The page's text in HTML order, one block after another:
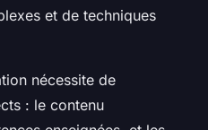
et de techniques
nécessite de
: le contenu